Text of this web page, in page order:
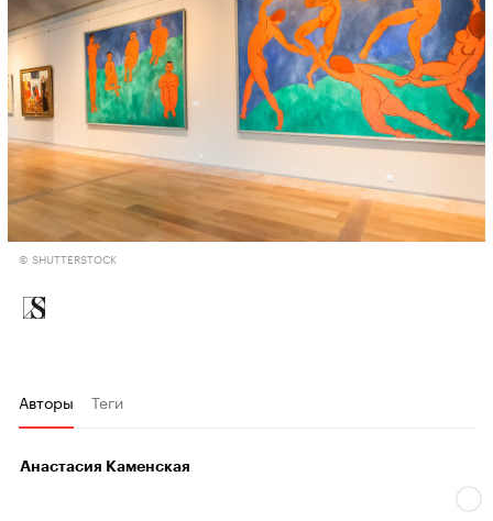
© SHUTTERSTOCK
Авторы Теги
Анастасия Каменская